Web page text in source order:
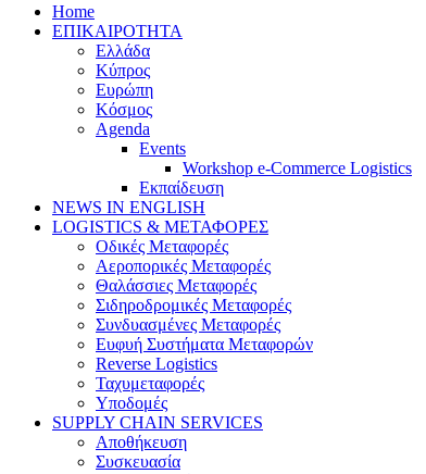
Home
ΕΠΙΚΑΙΡΟΤΗΤΑ
Ελλάδα
Κύπρος
Ευρώπη
Κόσμος
Agenda
Events
Workshop e-Commerce Logistics
Εκπαίδευση
NEWS IN ENGLISH
LOGISTICS & ΜΕΤΑΦΟΡΕΣ
Οδικές Μεταφορές
Αεροπορικές Μεταφορές
Θαλάσσιες Μεταφορές
Σιδηροδρομικές Μεταφορές
Συνδυασμένες Μεταφορές
Ευφυή Συστήματα Μεταφορών
Reverse Logistics
Ταχυμεταφορές
Υποδομές
SUPPLY CHAIN SERVICES
Αποθήκευση
Συσκευασία